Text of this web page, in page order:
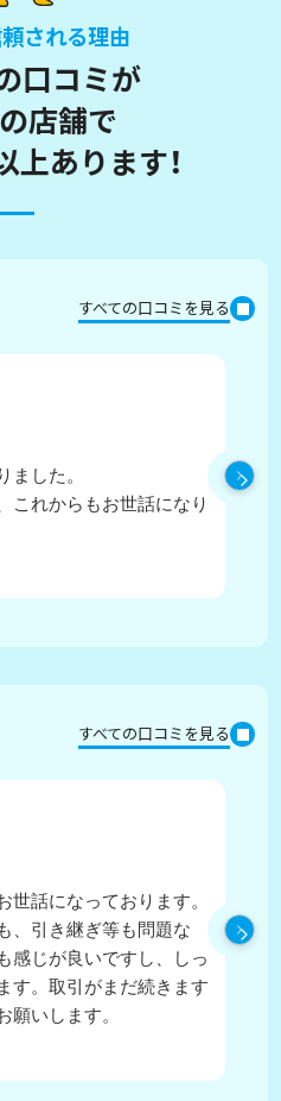
される理由
口コミが
店舗で
あります！
すべての口コミを見る
ました。
これからもお世話になり
すべての口コミを見る
世話になっております。
、引き継ぎ等も問題な
感じが良いですし、しっ
す。取引がまだ続きます
願いします。